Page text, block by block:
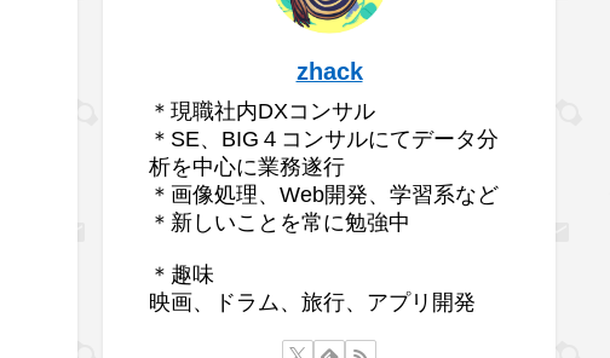
zhack
＊現職社内DXコンサル
＊SE、BIG４コンサルにてデータ分
析を中心に業務遂行
＊画像処理、Web開発、学習系など
＊新しいことを常に勉強中
＊趣味
映画、ドラム、旅行、アプリ開発